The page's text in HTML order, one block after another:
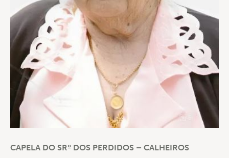
CAPELA DO SRº DOS PERDIDOS – CALHEIROS